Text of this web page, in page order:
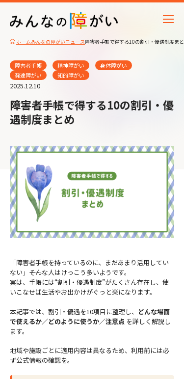
ホームみんなの障がいニュース障害者手帳で得する10の割引・優遇制度まと
障害者手帳 精神障がい
身体障がい
発達障がい
知的障がい
2025.12.10
障害者手帳で得する10の割引・優
遇制度まとめ
「障害者手帳を持っているのに、まだあまり活用してい
ない」――そんな人はけっこう多いようです。
実は、手帳には“割引・優遇制度”がたくさん存在し、使
いこなせば生活やお出かけがぐっと楽になります。
本記事では、割引・優遇を10項目に整理し、 どんな場面
で使えるか／どのように使うか／注意点 を詳しく解説し
ます。
地域や施設ごとに適用内容は異なるため、利用前には必
ず公式情報の確認を。